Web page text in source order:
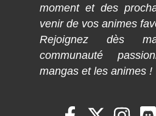
moment et des
venir de vos animes
Rejoignez dès
communauté
mangas et les animes !